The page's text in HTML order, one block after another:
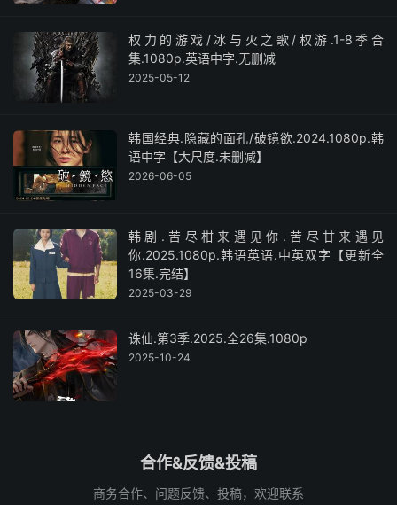
权力的游戏/冰与火之歌/权游.1-8季合
集.1080p.英语中字.无删减
2025-05-12
韩国经典.隐藏的面孔/破镜欲.2024.1080p.韩
语中字【大尺度.未删减】
2026-06-05
韩剧.苦尽柑来遇见你.苦尽甘来遇见
你.2025.1080p.韩语英语.中英双字【更新全
16集.完结】
2025-03-29
诛仙.第3季.2025.全26集.1080p
2025-10-24
合作&反馈&投稿
商务合作、问题反馈、投稿，欢迎联系